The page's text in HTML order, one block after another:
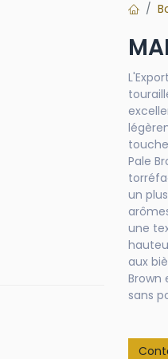
Pale
un
une
aux
Brown
sans